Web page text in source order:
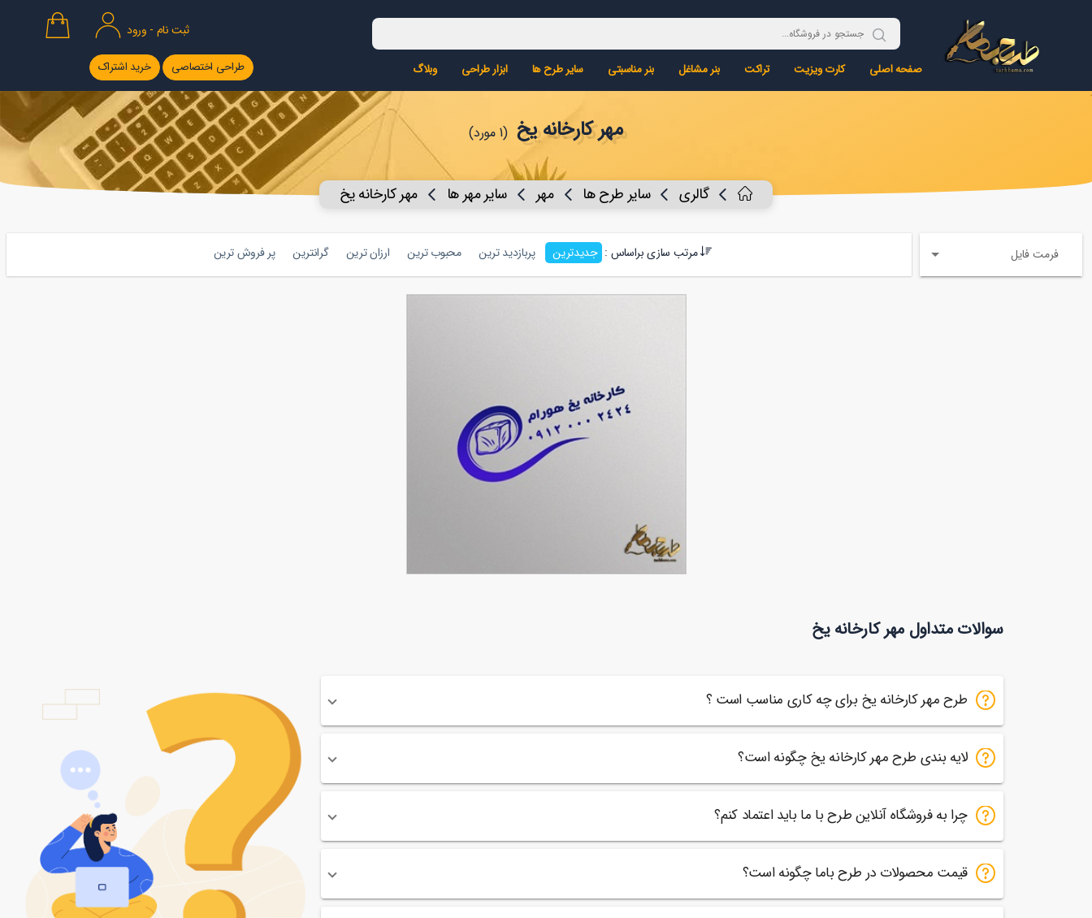
ثبت نام - ورود
صفحه اصلی کارت ویزیت تراکت بنر مشاغل بنر مناسبتی سایر طرح ها ابزار طراحی وبلاگ طراحی اختصاصی خرید اشتراک
مهر کارخانه یخ (1 مورد)
گالری سایر طرح ها مهر سایر مهر ها مهر کارخانه یخ
فرمت فایل مرتب سازی براساس : جدیدترین پربازدید ترین محبوب ترین ارزان ترین گرانترین پر فروش ترین
سوالات متداول مهر کارخانه یخ
طرح مهر کارخانه یخ برای چه کاری مناسب است ؟
لایه بندی طرح مهر کارخانه یخ چگونه است؟
چرا به فروشگاه آنلاین طرح با ما باید اعتماد کنم؟
قیمت محصولات در طرح باما چگونه است؟